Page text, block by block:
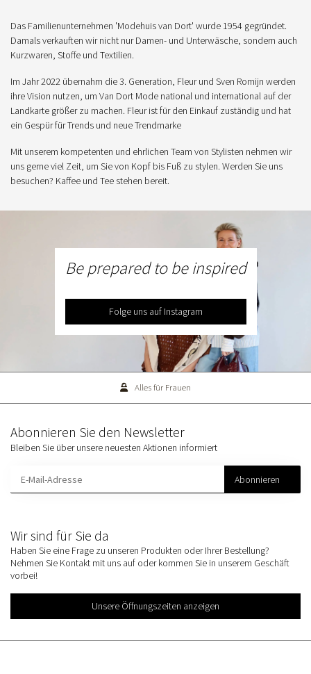
Das Familienunternehmen 'Modehuis van Dort' wurde 1954 gegründet.
Damals verkauften wir nicht nur Damen- und Unterwäsche, sondern auch
Kurzwaren, Stoffe und Textilien.
Im Jahr 2022 übernahm die 3. Generation, Fleur und Sven Romijn werden
ihre Vision nutzen, um Van Dort Mode national und international auf der
Landkarte größer zu machen. Fleur ist für den Einkauf zuständig und hat
ein Gespür für Trends und neue Trendmarke
Mit unserem kompetenten und ehrlichen Team von Stylisten nehmen wir
uns gerne viel Zeit, um Sie von Kopf bis Fuß zu stylen. Werden Sie uns
besuchen? Kaffee und Tee stehen bereit.
Be prepared to be inspired
Folge uns auf Instagram
Alles für Frauen
Wir sind für Sie da
Haben Sie eine Frage zu unseren Produkten oder Ihrer Bestellung?
Nehmen Sie Kontakt mit uns auf oder kommen Sie in unserem Geschäft
vorbei!
Unsere Öffnungszeiten anzeigen
Abonnieren Sie den Newsletter
Bleiben Sie über unsere neuesten Aktionen informiert
Abonnieren